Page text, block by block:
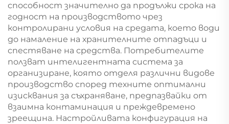
способност значително да продължи срока на
годност на производството чрез
контролирани условия на средата, което води
до намаление на хранителните отпадъци и
спестяване на средства. Потребителите
ползват интелигентната система за
организиране, която отделя различни видове
производство според техните оптимални
изисквания за съхраняване, предпазвайки от
взаимна контаминация и преждевремено
зреещина. Настройливата конфигурация на